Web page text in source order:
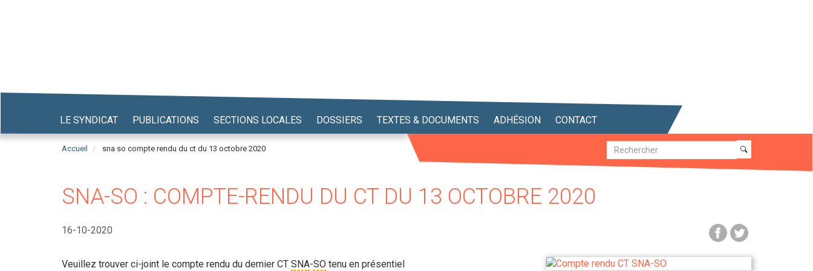
LE SYNDICAT PUBLICATIONS SECTIONS LOCALES DOSSIERS TEXTES & DOCUMENTS ADHÉSION CONTACT
Accueil sna so compte rendu du ct du 13 octobre 2020 Recherche
Recherche
SNA-SO : COMPTE-RENDU DU CT DU 13 OCTOBRE 2020
16-10-2020
Veuillez trouver ci-joint le compte rendu du dernier CT SNA-SO tenu en présentiel